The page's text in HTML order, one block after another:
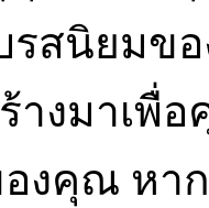
บรสนิยม
างมาเพื่
องคุณ หา